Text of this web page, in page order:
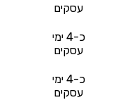
עסקים
כ-4 ימי
עסקים
כ-4 ימי
עסקים